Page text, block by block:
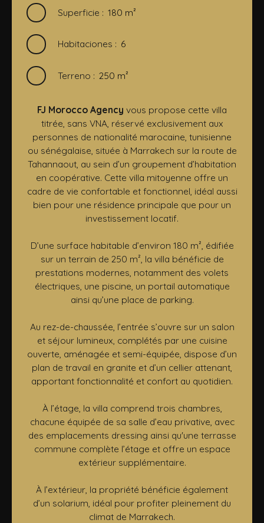
Superficie : 180 m²
Habitaciones : 6
Terreno : 250 m²
FJ Morocco Agency vous propose cette villa
titrée, sans VNA, réservé exclusivement aux
personnes de nationalité marocaine, tunisienne
ou sénégalaise, située à Marrakech sur la route de
Tahannaout, au sein d’un groupement d’habitation
en coopérative. Cette villa mitoyenne offre un
cadre de vie confortable et fonctionnel, idéal aussi
bien pour une résidence principale que pour un
investissement locatif.
D’une surface habitable d’environ 180 m², édifiée
sur un terrain de 250 m², la villa bénéficie de
prestations modernes, notamment des volets
électriques, une piscine, un portail automatique
ainsi qu’une place de parking.
Au rez-de-chaussée, l’entrée s’ouvre sur un salon
et séjour lumineux, complétés par une cuisine
ouverte, aménagée et semi-équipée, dispose d’un
plan de travail en granite et d’un cellier attenant,
apportant fonctionnalité et confort au quotidien.
À l’étage, la villa comprend trois chambres,
chacune équipée de sa salle d’eau privative, avec
des emplacements dressing ainsi qu'une terrasse
commune complète l’étage et offre un espace
extérieur supplémentaire.
À l’extérieur, la propriété bénéficie également
d’un solarium, idéal pour profiter pleinement du
climat de Marrakech.